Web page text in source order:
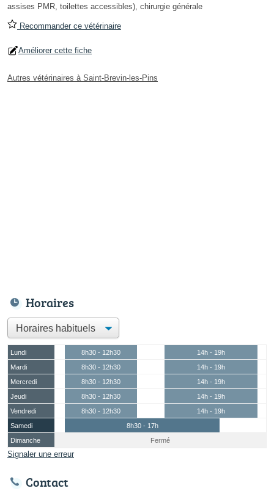
assises PMR, toilettes accessibles), chirurgie générale
Recommander ce vétérinaire
Améliorer cette fiche
Autres vétérinaires à Saint-Brevin-les-Pins
Horaires
Lundi 8h30 - 12h30
14h - 19h
Mardi
8h30 - 12h30
14h - 19h
Mercredi
8h30 - 12h30
14h - 19h
Jeudi
8h30 - 12h30
14h - 19h
Vendredi
8h30 - 12h30
14h - 19h
Samedi
8h30 - 17h
Dimanche
Fermé
Signaler une erreur
Contact